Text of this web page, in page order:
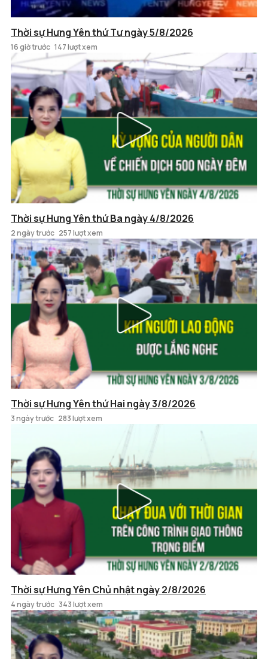
Thời sự Hưng Yên thứ Tư ngày 5/8/2026
16 giờ trước 147 lượt xem
Thời sự Hưng Yên thứ Ba ngày 4/8/2026
2 ngày trước 257 lượt xem
Thời sự Hưng Yên thứ Hai ngày 3/8/2026
3 ngày trước 283 lượt xem
Thời sự Hưng Yên Chủ nhật ngày 2/8/2026
4 ngày trước 343 lượt xem